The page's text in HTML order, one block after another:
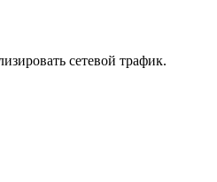
сетевой трафик.